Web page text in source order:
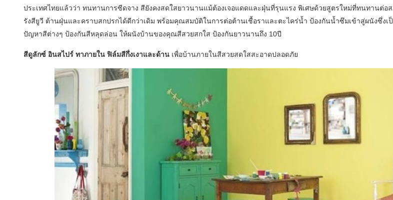
ประเทศไทยแล้วว่า ทนทานการซีดจาง สียังคงสดใสยาวนานแม้ต้องเจอแดดและฝุ่นที่รุนแรง พิเศษด้วยสูตรใหม่ที่ทนทานต่อ
รังสียูวี ต้านฝุ่นและคราบสกปรกได้ดีกว่าเดิม พร้อมคุณสมบัติในการต่อต้านเชื้อราและตะไคร่น้ำ ป้องกันน้ำซึมเข้าสู่ผนังซึ่งเ
ปัญหาสีต่างๆ ป้องกันสีหลุดล่อน ให้ผนังบ้านของคุณสีสวยสกใส ป้องกันยาวนานถึง 10ปี
สีดูลักซ์ อินสไปร์ ทาภายใน ฟิล์มสีกึ่งเงาและด้าน เพื่อบ้านภายในสีสวยสดใสสะอาดปลอดภัย